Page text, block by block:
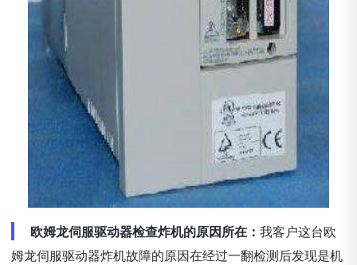
欧姆龙伺服驱动器检查炸机的原因所在： 我客户这台欧
姆龙伺服驱动器炸机故障的原因在经过一翻检测后发现是机